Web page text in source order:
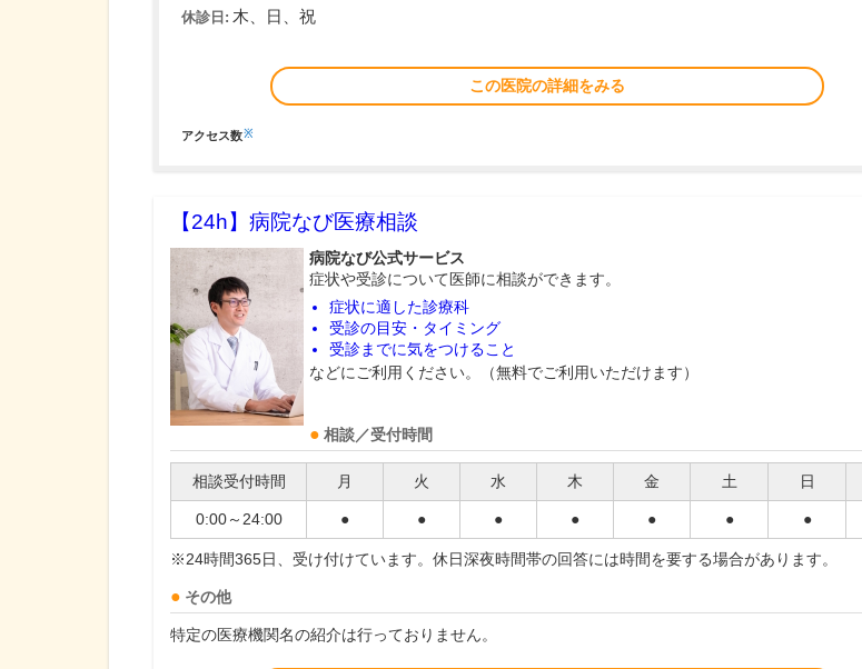
休診日: 木、日、祝
この医院の詳細をみる
アクセス数※
【24h】 病院なび医療相談
病院なび公式サービス
症状や受診について医師に相談ができます。
症状に適した診療科
受診の目安・タイミング
受診までに気をつけること
などにご利用ください。（無料でご利用いただけます）
相談／受付時間
相談受付時間 月 火 水 木 金 土 日
0:00～24:00 ● ● ● ● ● ● ●
※24時間365日、受け付けています。休日深夜時間帯の回答には時間を要する場合があります。
その他
特定の医療機関名の紹介は行っておりません。